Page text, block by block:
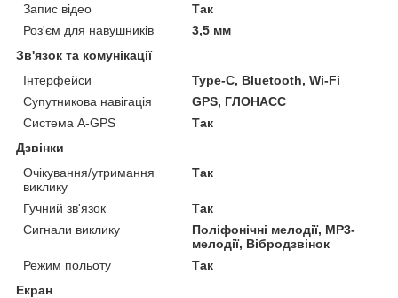
Запис відео
Так
Роз'єм для навушників
3,5 мм
Зв'язок та комунікації
Інтерфейси
Type-C, Bluetooth, Wi-Fi
Супутникова навігація
GPS, ГЛОНАСС
Система A-GPS
Так
Дзвінки
Очікування/утримання
виклику
Так
Гучний зв'язок
Так
Сигнали виклику
Поліфонічні мелодії, MP3-
мелодії, Вібродзвінок
Режим польоту
Так
Екран